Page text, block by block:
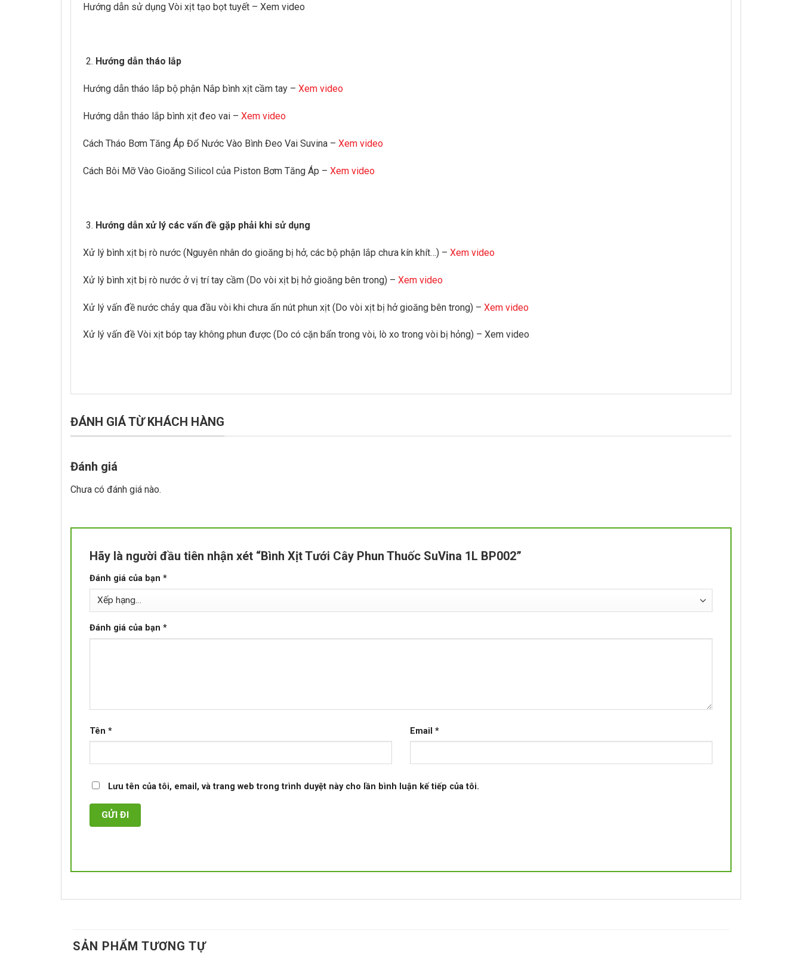
Hướng dẫn sử dụng Vòi xịt tạo bọt tuyết – Xem video
Hướng dẫn tháo lắp
Hướng dẫn tháo lắp bộ phận Nắp bình xịt cầm tay – Xem video
Hướng dẫn tháo lắp bình xịt đeo vai – Xem video
Cách Tháo Bơm Tăng Áp Đổ Nước Vào Bình Đeo Vai Suvina – Xem video
Cách Bôi Mỡ Vào Gioăng Silicol của Piston Bơm Tăng Áp – Xem video
Hướng dẫn xử lý các vấn đề gặp phải khi sử dụng
Xử lý bình xịt bị rò nước (Nguyên nhân do gioăng bị hở, các bộ phận lắp chưa kín khít…) – Xem video
Xử lý bình xịt bị rò nước ở vị trí tay cầm (Do vòi xịt bị hở gioăng bên trong) – Xem video
Xử lý vấn đề nước chảy qua đầu vòi khi chưa ấn nút phun xịt (Do vòi xịt bị hở gioăng bên trong) – Xem video
Xử lý vấn đề Vòi xịt bóp tay không phun được (Do có cặn bẩn trong vòi, lò xo trong vòi bị hỏng) – Xem video
ĐÁNH GIÁ TỪ KHÁCH HÀNG
Đánh giá
Chưa có đánh giá nào.
Hãy là người đầu tiên nhận xét “Bình Xịt Tưới Cây Phun Thuốc SuVina 1L BP002”
Đánh giá của bạn *
Đánh giá của bạn *
Tên * Email *
Lưu tên của tôi, email, và trang web trong trình duyệt này cho lần bình luận kế tiếp của tôi.
SẢN PHẨM TƯƠNG TỰ